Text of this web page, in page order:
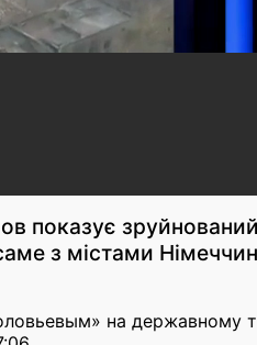
показує
з містами
на державному